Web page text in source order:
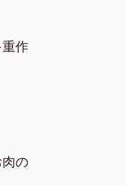
作
の